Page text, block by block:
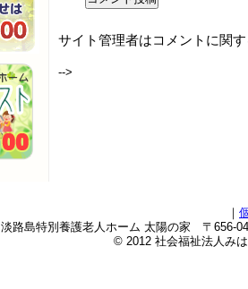
サイト管理者はコメントに関
-->
｜
淡路島特別養護老人ホーム 太陽の家 〒656-
© 2012 社会福祉法人み